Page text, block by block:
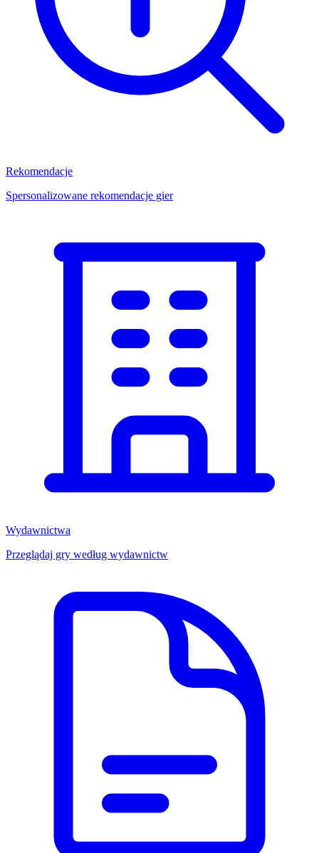
Rekomendacje
Spersonalizowane rekomendacje gier
Wydawnictwa
Przeglądaj gry według wydawnictw